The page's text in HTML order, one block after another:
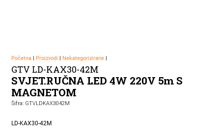
Početna| Proizvodi | Nekategorizirane|
GTV LD-KAX30-42M
SVJET.RUČNA LED 4W 220V 5m S
MAGNETOM
Šifra: GTVLDKAX3042M
LD-KAX30-42M